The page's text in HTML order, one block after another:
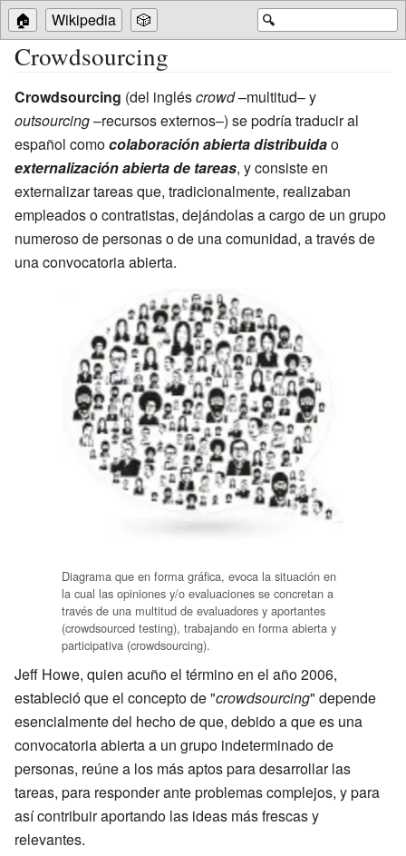
🔍
🏠 Wikipedia 🎲
Crowdsourcing
Crowdsourcing (del ingléscrowd–multitud– y
outsourcing–recursos externos–) se podría traducir al
español comocolaboración abierta distribuidao
externalización abierta de tareas, y consiste en
externalizar tareas que, tradicionalmente, realizaban
empleados o contratistas, dejándolas a cargo de un grupo
numeroso de personas o de una comunidad, a través de
una convocatoria abierta.
Diagrama que en forma gráfica, evoca la situación en
la cual las opiniones y/o evaluaciones se concretan a
través de una multitud de evaluadores y aportantes
(crowdsourced testing), trabajando en forma abierta y
participativa (crowdsourcing).
Jeff Howe, quien acuño el término en el año 2006,
estableció que el concepto de "crowdsourcing" depende
esencialmente del hecho de que, debido a que es una
convocatoria abierta a un grupo indeterminado de
personas, reúne a los más aptos para desarrollar las
tareas, para responder ante problemas complejos, y para
así contribuir aportando las ideas más frescas y
relevantes.